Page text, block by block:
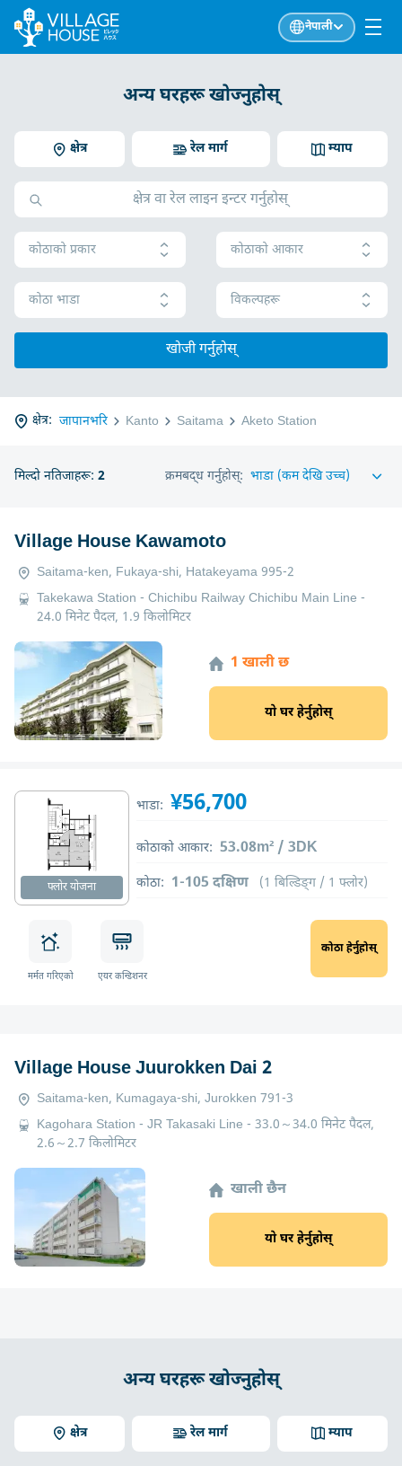
नेपाली
अन्य घरहरू खोज्नुहोस्
क्षेत्र म्याप
रेल मार्ग
कोठाको प्रकार कोठाको आकार
कोठा भाडा विकल्पहरू
खोजी गर्नुहोस्
क्षेत्र: जापानभरि Kanto Saitama Aketo Station
मिल्दो नतिजाहरू: 2 क्रमबद्ध गर्नुहोस्:
Village House Kawamoto
Saitama-ken, Fukaya-shi, Hatakeyama 995-2
Takekawa Station - Chichibu Railway Chichibu Main Line -
24.0 मिनेट पैदल, 1.9 किलोमिटर
1 खाली छ
यो घर हेर्नुहोस्
फ्लोर योजना
भाडा: ¥56,700
कोठाको आकार: 53.08m² / 3DK
कोठा: 1-105 दक्षिण (1 बिल्डिङ्ग / 1 फ्लोर)
मर्मत गरिएको एयर कन्डिशनर
कोठा हेर्नुहोस्
Village House Juurokken Dai 2
Saitama-ken, Kumagaya-shi, Jurokken 791-3
Kagohara Station - JR Takasaki Line - 33.0～34.0 मिनेट पैदल,
2.6～2.7 किलोमिटर
खाली छैन
यो घर हेर्नुहोस्
अन्य घरहरू खोज्नुहोस्
क्षेत्र म्याप
रेल मार्ग